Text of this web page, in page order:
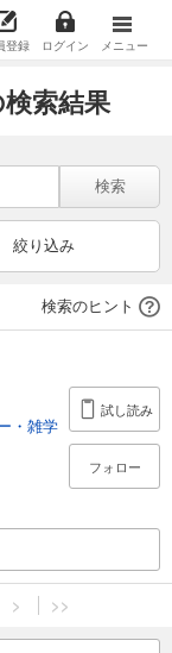
登録 ログイン メニュー
索結果
検索
絞り込み
検索のヒント
・雑学
試し読み
フォロー
> >>